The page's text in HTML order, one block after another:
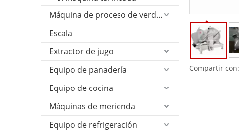
Máquina de proceso de verduras
Escala
Extractor de jugo
Equipo de panadería
Equipo de cocina
Máquinas de merienda
Equipo de refrigeración
Compartir con: